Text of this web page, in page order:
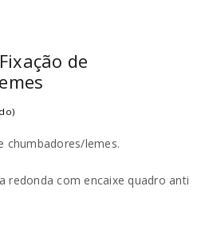
de
chumbadores/lemes.
redonda com encaixe quadro anti